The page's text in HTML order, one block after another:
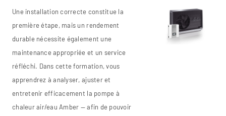
Une installation correcte constitue la
première étape, mais un rendement
durable nécessite également une
maintenance appropriée et un service
réfléchi. Dans cette formation, vous
apprendrez à analyser, ajuster et
entretenir efficacement la pompe à
chaleur air/eau Amber — afin de pouvoir